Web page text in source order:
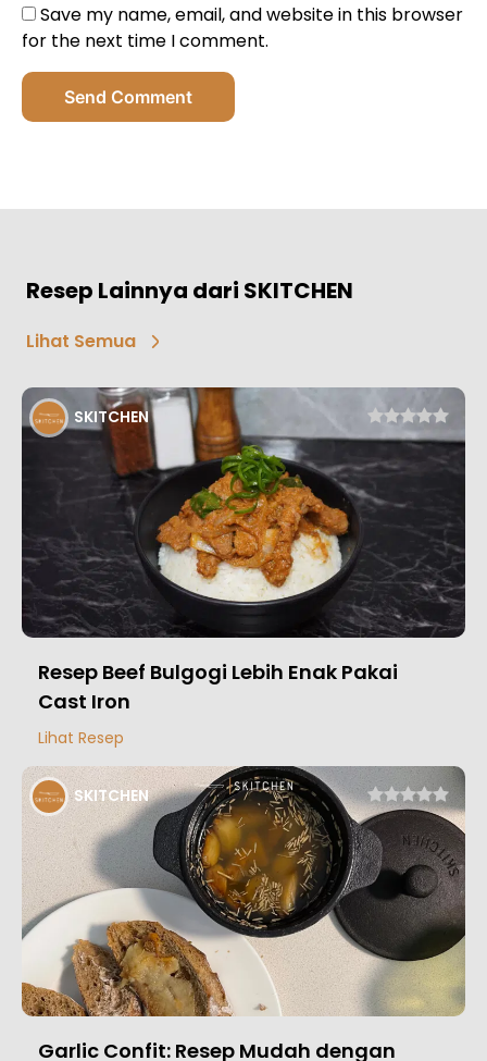
Save my name, email, and website in this browser
for the next time I comment.
Send Comment
Resep Lainnya dari SKITCHEN
Lihat Semua
SKITCHEN
Resep Beef Bulgogi Lebih Enak Pakai
Cast Iron
Lihat Resep
SKITCHEN
Garlic Confit: Resep Mudah dengan